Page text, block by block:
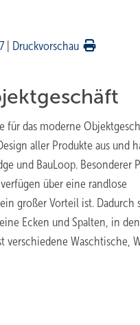
Druckvorschau
für das moderne
aller Produkte aus und
und BauLoop. Besonderer
über eine randlose
großer Vorteil ist. Dadurch
Ecken und Spalten, in
Waschtische,